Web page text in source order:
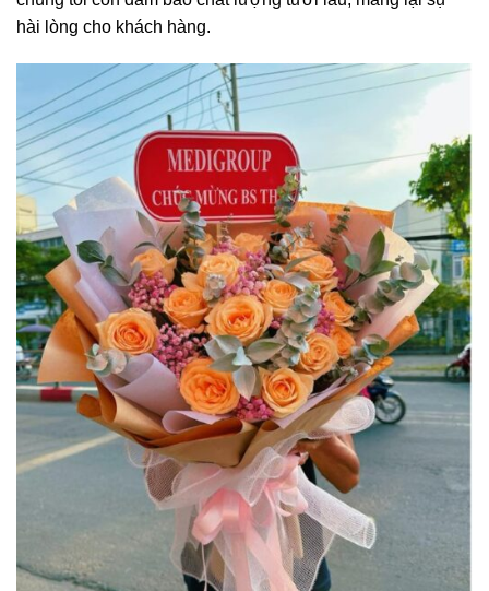
hài lòng cho khách hàng.